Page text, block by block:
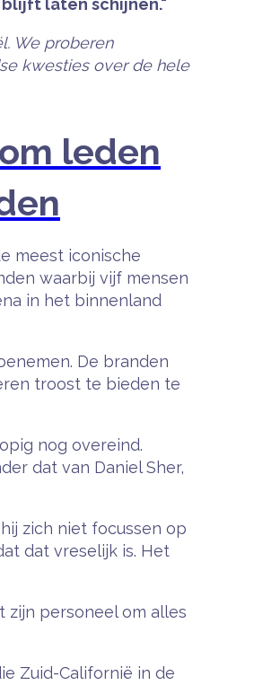
blijft laten schijnen."
We proberen
kwesties over de hele
leden
meest iconische
waarbij vijf mensen
in het binnenland
De branden
troost te bieden te
nog overeind.
dat van Daniel Sher,
zich niet focussen op
dat vreselijk is. Het
zijn personeel om alles
Zuid-Californië in de